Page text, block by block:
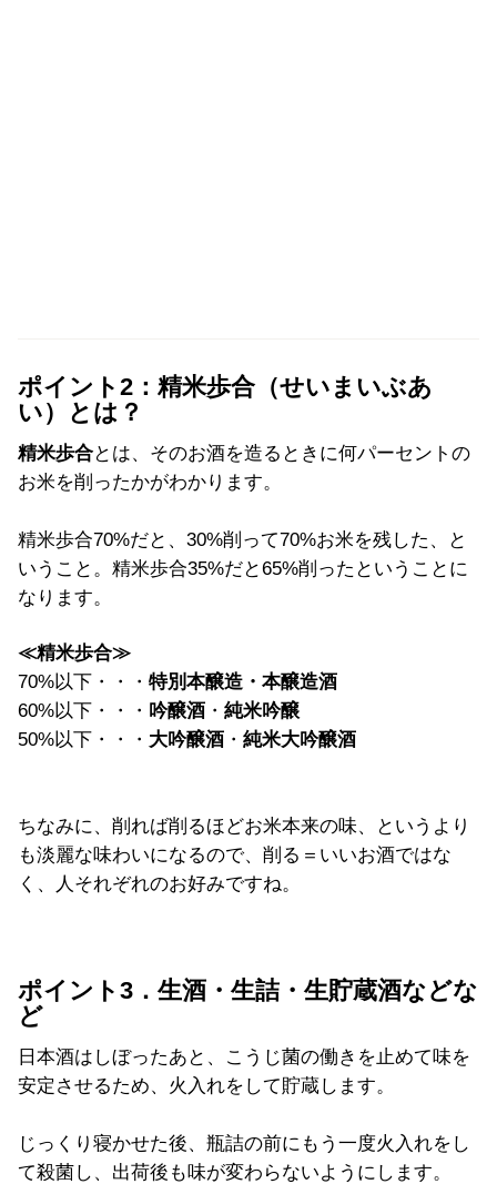
ポイント2：精米歩合（せいまいぶあ
い）とは？
精米歩合とは、そのお酒を造るときに何パーセントの
お米を削ったかがわかります。
精米歩合70%だと、30%削って70%お米を残した、と
いうこと。精米歩合35%だと65%削ったということに
なります。
≪精米歩合≫
70%以下・・・ 特別本醸造・ 本醸造酒
60%以下・・・ 吟醸酒 ・ 純米吟醸
50%以下・・・ 大吟醸酒 ・ 純米大吟醸酒
ちなみに、削れば削るほどお米本来の味、というより
も淡麗な味わいになるので、削る＝いいお酒ではな
く、人それぞれのお好みですね。
ポイント3．生酒・生詰・生貯蔵酒などな
ど
日本酒はしぼったあと、こうじ菌の働きを止めて味を
安定させるため、火入れをして貯蔵します。
じっくり寝かせた後、瓶詰の前にもう一度火入れをし
て殺菌し、出荷後も味が変わらないようにします。